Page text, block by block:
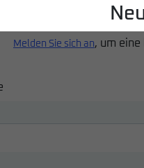
Melden Sie sich an, um